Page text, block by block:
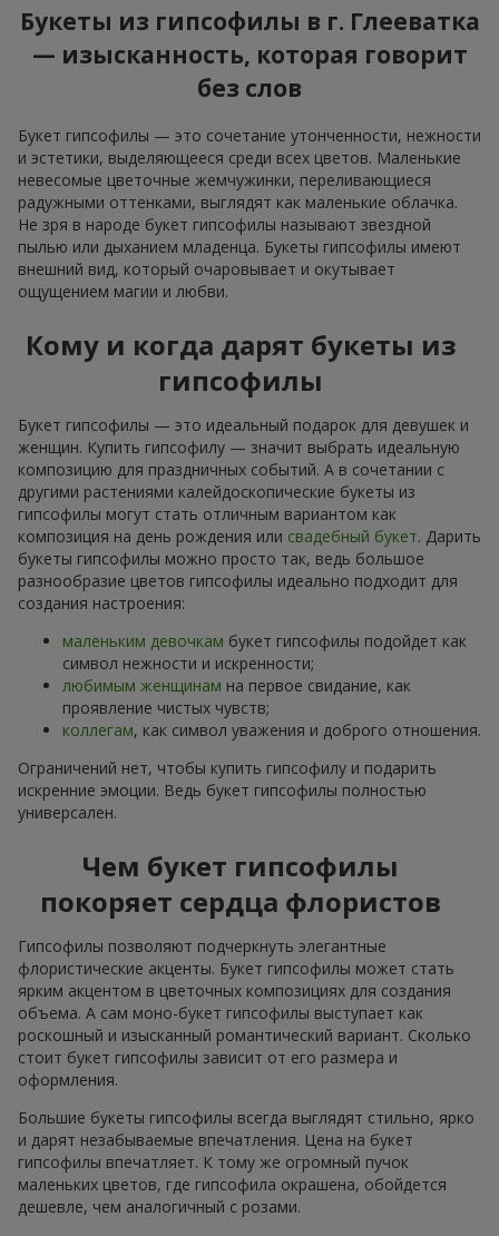
Букеты из гипсофилы в г. Глееватка
— изысканность, которая говорит
без слов
Букет гипсофилы — это сочетание утонченности, нежности
и эстетики, выделяющееся среди всех цветов. Маленькие
невесомые цветочные жемчужинки, переливающиеся
радужными оттенками, выглядят как маленькие облачка.
Не зря в народе букет гипсофилы называют звездной
пылью или дыханием младенца. Букеты гипсофилы имеют
внешний вид, который очаровывает и окутывает
ощущением магии и любви.
Кому и когда дарят букеты из
гипсофилы
Букет гипсофилы — это идеальный подарок для девушек и
женщин. Купить гипсофилу — значит выбрать идеальную
композицию для праздничных событий. А в сочетании с
другими растениями калейдоскопические букеты из
гипсофилы могут стать отличным вариантом как
композиция на день рождения или свадебный букет. Дарить
букеты гипсофилы можно просто так, ведь большое
разнообразие цветов гипсофилы идеально подходит для
создания настроения:
маленьким девочкам букет гипсофилы подойдет как
символ нежности и искренности;
любимым женщинам на первое свидание, как
проявление чистых чувств;
коллегам, как символ уважения и доброго отношения.
Ограничений нет, чтобы купить гипсофилу и подарить
искренние эмоции. Ведь букет гипсофилы полностью
универсален.
Чем букет гипсофилы
покоряет сердца флористов
Гипсофилы позволяют подчеркнуть элегантные
флористические акценты. Букет гипсофилы может стать
ярким акцентом в цветочных композициях для создания
объема. А сам моно-букет гипсофилы выступает как
роскошный и изысканный романтический вариант. Сколько
стоит букет гипсофилы зависит от его размера и
оформления.
Большие букеты гипсофилы всегда выглядят стильно, ярко
и дарят незабываемые впечатления. Цена на букет
гипсофилы впечатляет. К тому же огромный пучок
маленьких цветов, где гипсофила окрашена, обойдется
дешевле, чем аналогичный с розами.